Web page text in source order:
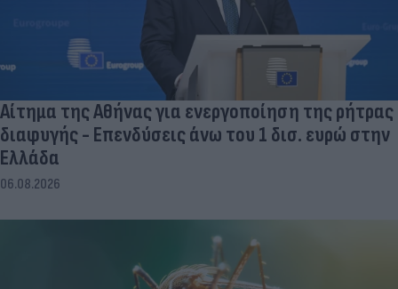
Αίτημα της Αθήνας για ενεργοποίηση της ρήτρας
διαφυγής - Επενδύσεις άνω του 1 δισ. ευρώ στην
Ελλάδα
06.08.2026